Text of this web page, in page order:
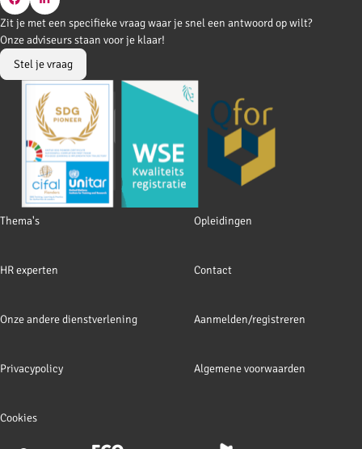
Go
to
Facebook
Go
to
LinkedIn
Footer
Thema's Opleidingen
HR experten Contact
Onze andere dienstverlening Aanmelden/registreren
Privacypolicy Algemene voorwaarden
Cookies
Zit je met een specifieke vraag waar je snel een antwoord op wilt?
Onze adviseurs staan voor je klaar!
Stel je vraag